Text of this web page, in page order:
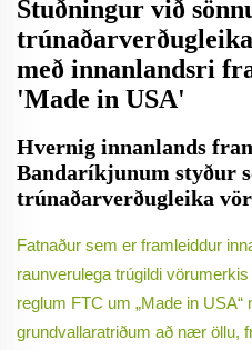
Stuðningur við
með innanlandsri
'Made in USA'
Hvernig innanlands
Bandaríkjunum styður
trúnaðarverðugleika
Fatnaður sem er framleiddur
raunverulega trúgildi
reglum FTC um „Made in
grundvallaratriðum að nær öllu,